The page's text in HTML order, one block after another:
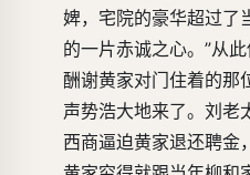
婢，宅院的豪华超过了
的一片赤诚之心。”从
酬谢黄家对门住着的那
声势浩大地来了。刘老
西商逼迫黄家退还聘金